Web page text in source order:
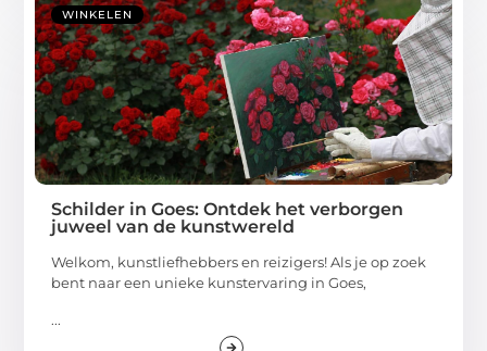
WINKELEN
Schilder in Goes: Ontdek het verborgen
juweel van de kunstwereld
Welkom, kunstliefhebbers en reizigers! Als je op zoek
bent naar een unieke kunstervaring in Goes,
...